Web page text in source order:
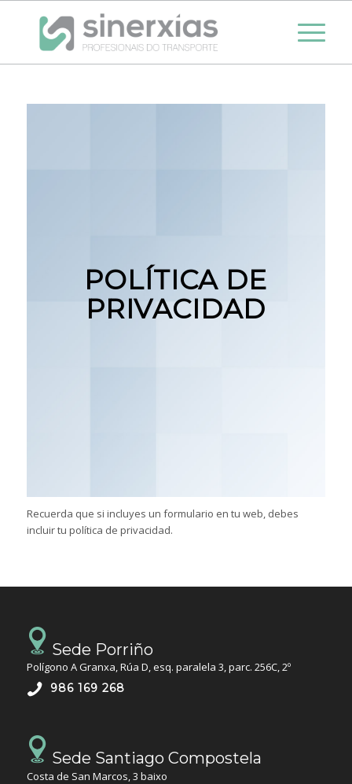
POLÍTICA DE
PRIVACIDAD
Recuerda que si incluyes un formulario en tu web, debes
incluir tu política de privacidad.
Sede Porriño
Polígono A Granxa, Rúa D, esq. paralela 3, parc. 256C, 2º
986 169 268
Sede Santiago Compostela
Costa de San Marcos, 3 baixo